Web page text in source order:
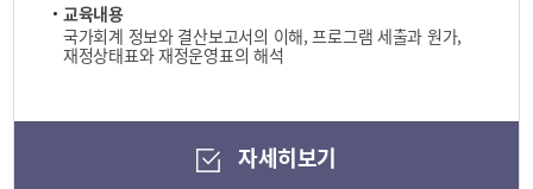
교육내용
국가회계 정보와 결산보고서의 이해, 프로그램 세출과 원가,
재정상태표와 재정운영표의 해석
자세히보기